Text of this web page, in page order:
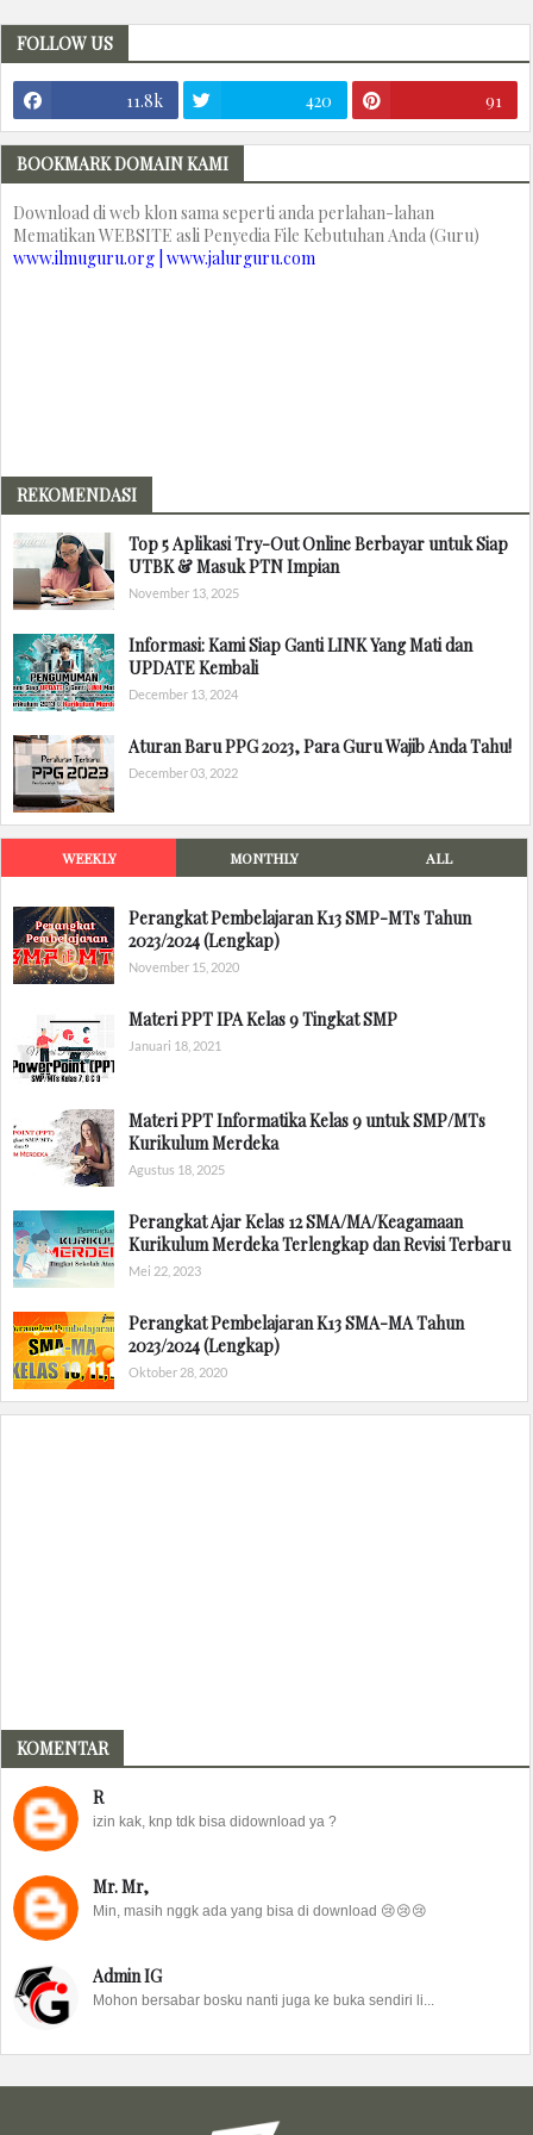
FOLLOW US
11.8k 420 91
BOOKMARK DOMAIN KAMI
Download di web klon sama seperti anda perlahan-lahan
Mematikan WEBSITE asli Penyedia File Kebutuhan Anda (Guru)
www.ilmuguru.org | www.jalurguru.com
REKOMENDASI
Top 5 Aplikasi Try-Out Online Berbayar untuk Siap
UTBK & Masuk PTN Impian
November 13, 2025
Informasi: Kami Siap Ganti LINK Yang Mati dan
UPDATE Kembali
December 13, 2024
Aturan Baru PPG 2023, Para Guru Wajib Anda Tahu!
December 03, 2022
WEEKLY MONTHLY ALL
Perangkat Pembelajaran K13 SMP-MTs Tahun
2023/2024 (Lengkap)
November 15, 2020
Materi PPT IPA Kelas 9 Tingkat SMP
Januari 18, 2021
Materi PPT Informatika Kelas 9 untuk SMP/MTs
Kurikulum Merdeka
Agustus 18, 2025
Perangkat Ajar Kelas 12 SMA/MA/Keagamaan
Kurikulum Merdeka Terlengkap dan Revisi Terbaru
Mei 22, 2023
Perangkat Pembelajaran K13 SMA-MA Tahun
2023/2024 (Lengkap)
Oktober 28, 2020
KOMENTAR
R
izin kak, knp tdk bisa didownload ya ?
Mr. Mr,
Min, masih nggk ada yang bisa di download 😢😢😢
Admin IG
Mohon bersabar bosku nanti juga ke buka sendiri li...